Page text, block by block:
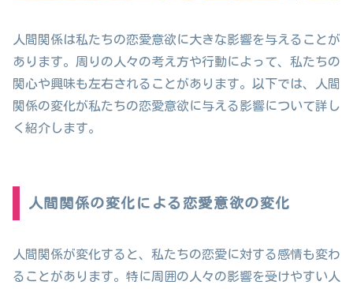
人間関係は私たちの恋愛意欲に大きな影響を与えることが
あります。周りの人々の考え方や行動によって、私たちの
関心や興味も左右されることがあります。以下では、人間
関係の変化が私たちの恋愛意欲に与える影響について詳し
く紹介します。
人間関係の変化による恋愛意欲の変化
人間関係が変化すると、私たちの恋愛に対する感情も変わ
ることがあります。特に周囲の人々の影響を受けやすい人